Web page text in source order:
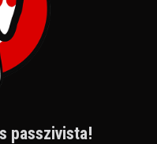
passzivista!